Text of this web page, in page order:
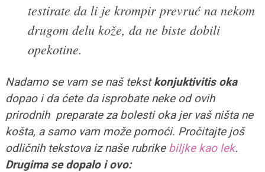
testirate da li je krompir prevruć na nekom
drugom delu kože, da ne biste dobili
opekotine.
Nadamo se vam se naš tekstkonjuktivitis oka
dopao i da ćete da isprobate neke od ovih
prirodnih preparate za bolesti oka jer vaš ništa ne
košta, a samo vam može pomoći. Pročitajte još
odličnih tekstova iz naše rubrikebiljke kao lek.
Drugima se dopalo i ovo: